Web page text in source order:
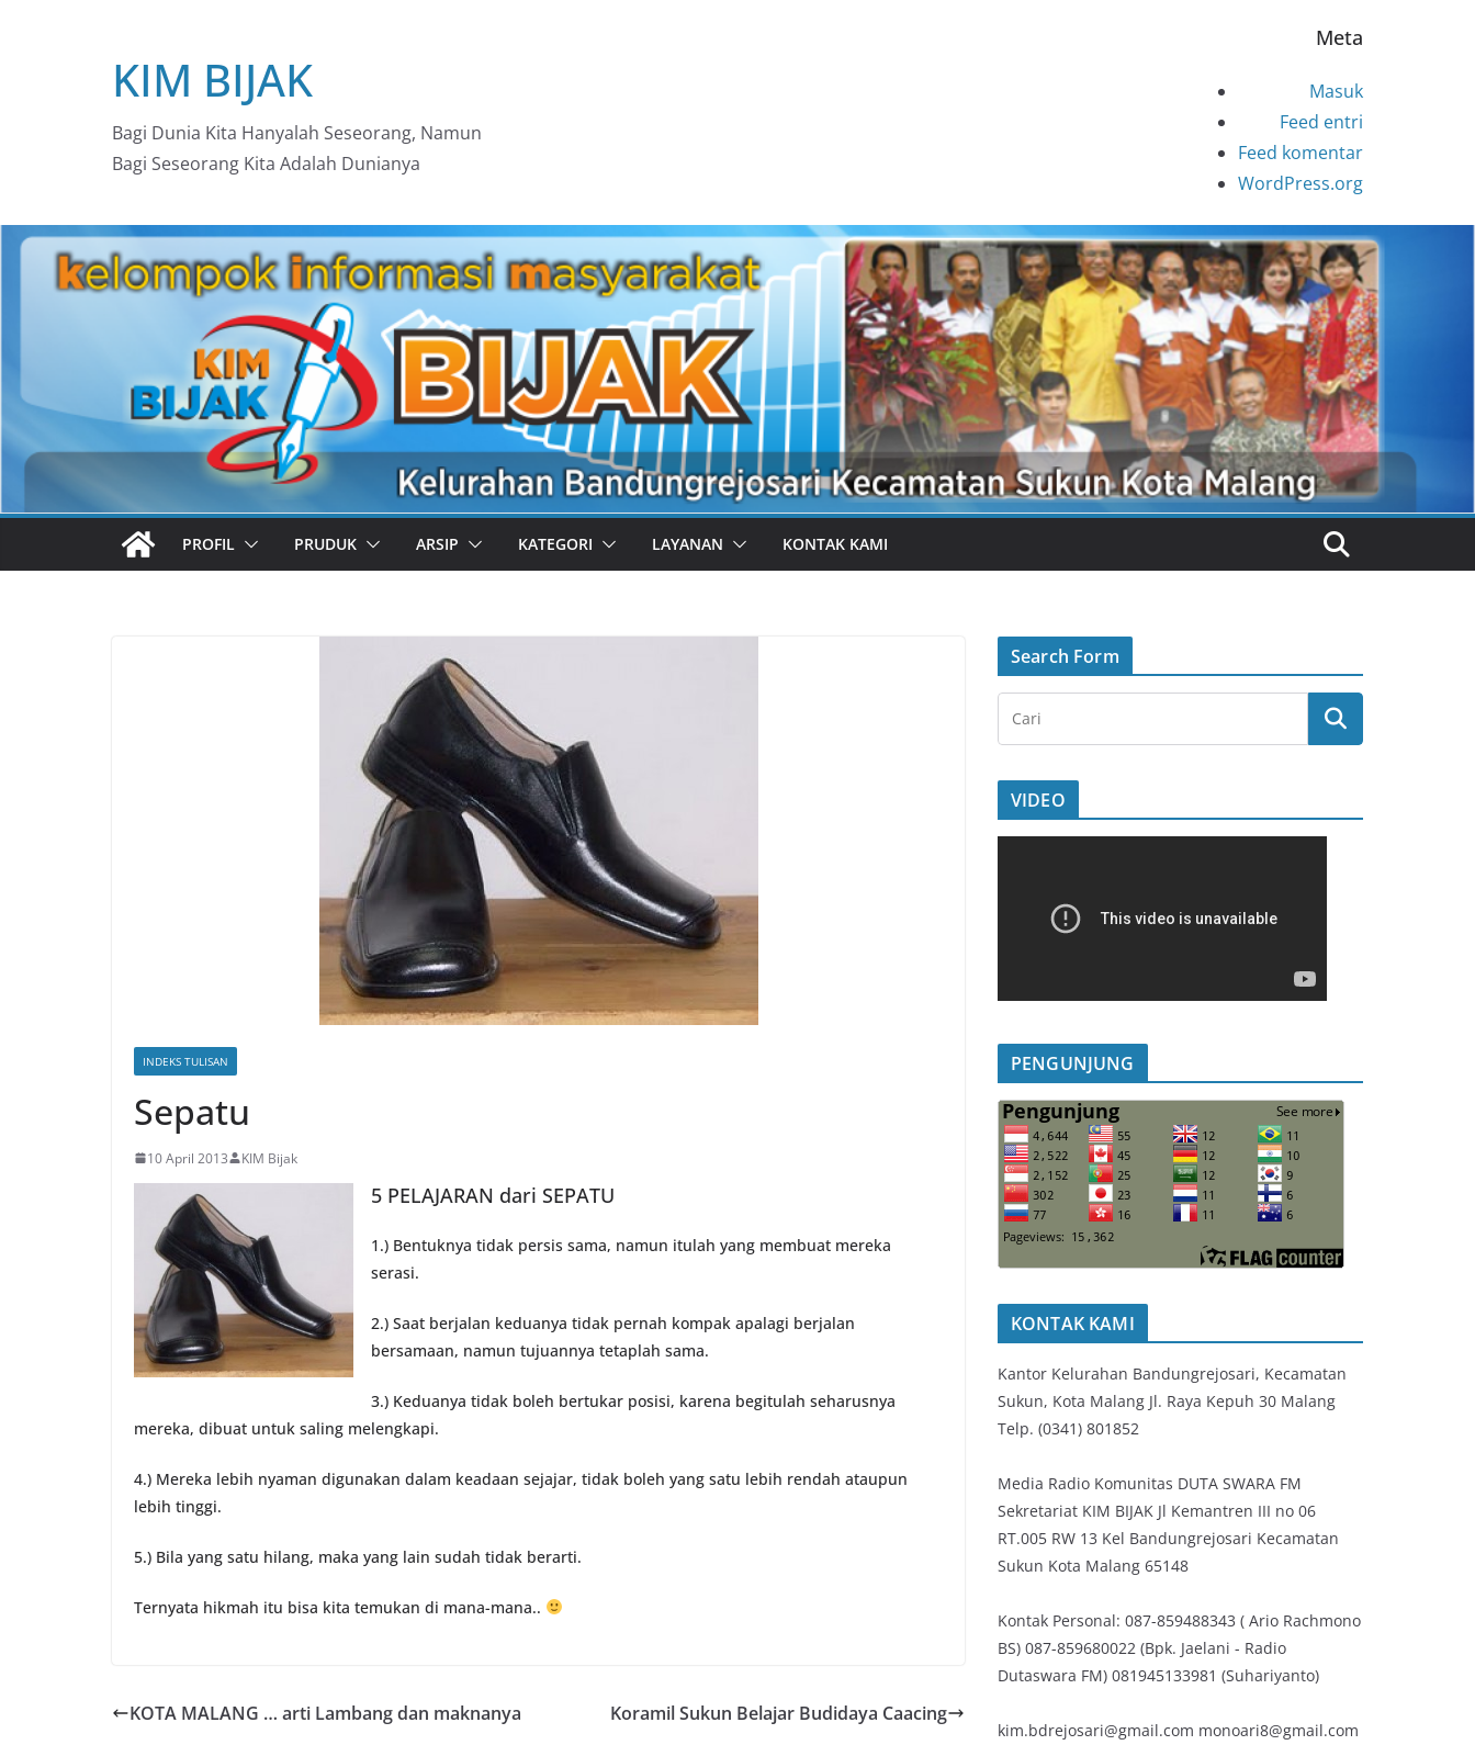
KIM BIJAK
Bagi Dunia Kita Hanyalah Seseorang, Namun
Bagi Seseorang Kita Adalah Dunianya
Meta
Masuk
Feed entri
Feed komentar
WordPress.org
PROFIL PRUDUK ARSIP KATEGORI LAYANAN KONTAK KAMI
INDEKS TULISAN
Sepatu
10 April 2013 KIM Bijak
5 PELAJARAN dari SEPATU
1.) Bentuknya tidak persis sama, namun itulah yang membuat mereka
serasi.
2.) Saat berjalan keduanya tidak pernah kompak apalagi berjalan
bersamaan, namun tujuannya tetaplah sama.
3.) Keduanya tidak boleh bertukar posisi, karena begitulah seharusnya
mereka, dibuat untuk saling melengkapi.
4.) Mereka lebih nyaman digunakan dalam keadaan sejajar, tidak boleh yang satu lebih rendah ataupun
lebih tinggi.
5.) Bila yang satu hilang, maka yang lain sudah tidak berarti.
Ternyata hikmah itu bisa kita temukan di mana-mana..
KOTA MALANG … arti Lambang dan maknanya Koramil Sukun Belajar Budidaya Caacing
Search Form
VIDEO
PENGUNJUNG
KONTAK KAMI
Kantor Kelurahan Bandungrejosari, Kecamatan
Sukun, Kota Malang Jl. Raya Kepuh 30 Malang
Telp. (0341) 801852
Media Radio Komunitas DUTA SWARA FM
Sekretariat KIM BIJAK Jl Kemantren III no 06
RT.005 RW 13 Kel Bandungrejosari Kecamatan
Sukun Kota Malang 65148
Kontak Personal: 087-859488343 ( Ario Rachmono
BS) 087-859680022 (Bpk. Jaelani - Radio
Dutaswara FM) 081945133981 (Suhariyanto)
kim.bdrejosari@gmail.com monoari8@gmail.com